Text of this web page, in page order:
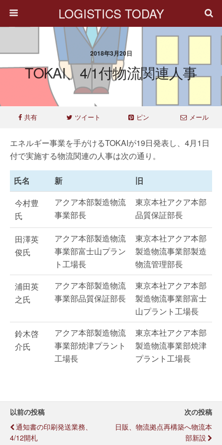
LOGISTICS TODAY
2018年3月20日
TOKAI、4/1付物流関連人事
共有 ツイート ピン メール
エネルギー事業を手がけるTOKAIが19日発表し、4月1日
付で実施する物流関連の人事は次の通り。
氏名 新
旧
今村豊
氏
アクア本部製造物流
事業部長
東京本社アクア本部
品質保証部長
田澤英
俊氏
アクア本部製造物流
事業部富士山プラン
ト工場長
東京本社アクア本部
製造物流事業部製造
物流管理部長
浦田英
之氏
アクア本部製造物流
事業部品質保証部長
東京本社アクア本部
製造物流事業部富士
山プラント工場長
鈴木啓
介氏
アクア本部製造物流
事業部焼津プラント
工場長
東京本社アクア本部
製造物流事業部焼津
プラント工場長
以前の投稿
通知書の印刷発送業務、
4/12開札
次の投稿
日販、物流拠点再構築へ物流本
部新設